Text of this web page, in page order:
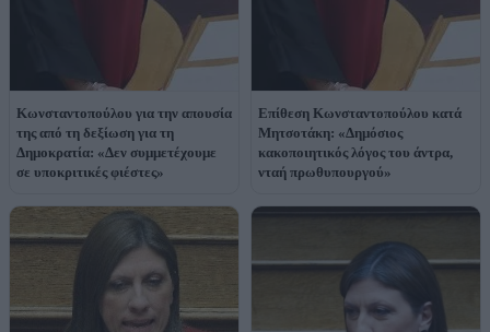
Κωνσταντοπούλου για την απουσία
της από τη δεξίωση για τη
Δημοκρατία: «Δεν συμμετέχουμε
σε υποκριτικές φιέστες»
Επίθεση Κωνσταντοπούλου κατά
Μητσοτάκη: «Δημόσιος
κακοποιητικός λόγος του άντρα,
νταή πρωθυπουργού»